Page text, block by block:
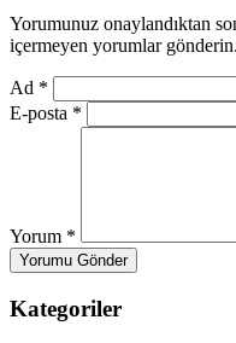
Yorumunuz onaylandıktan
içermeyen yorumlar gönderin.
Ad *
E-posta *
Yorum *
Yorumu Gönder
Kategoriler